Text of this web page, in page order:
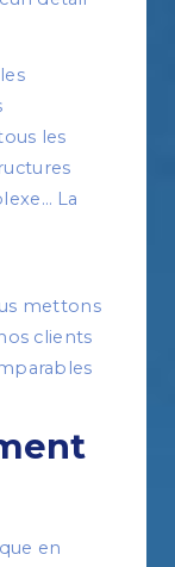
les
La
mettons
clients
en